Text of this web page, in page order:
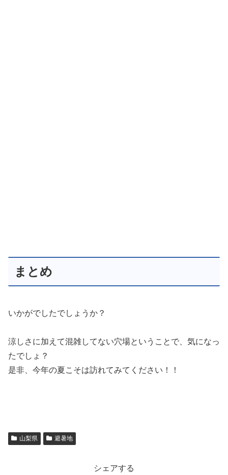
まとめ
いかがでしたでしょうか？
涼しさに加えて混雑してない穴場ということで、気になっ
たでしょ？
是非、今年の夏こそは訪れてみてください！！
山梨県 避暑地
シェアする